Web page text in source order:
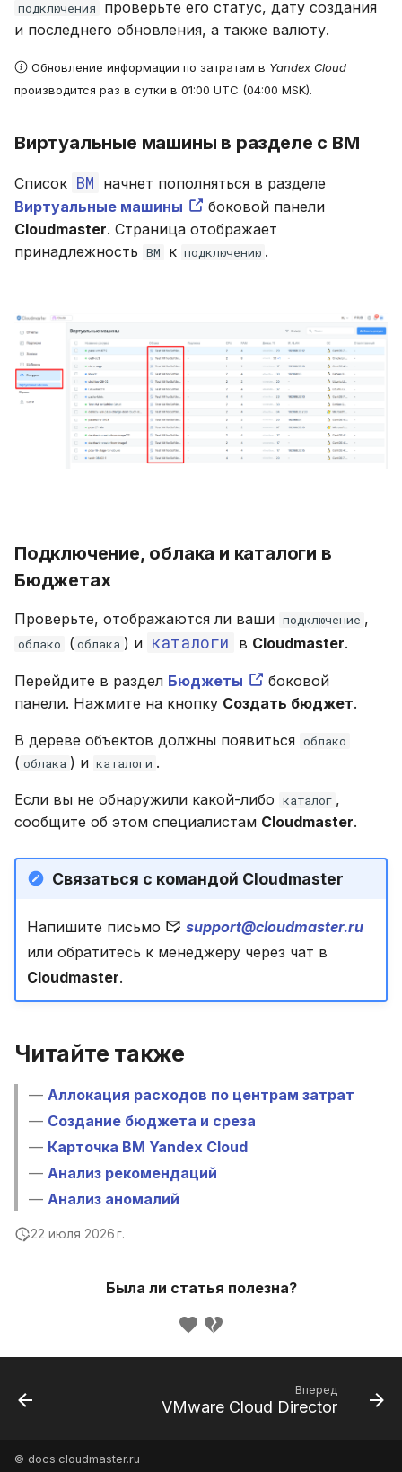
подключения
проверьте его статус, дату создания
и последнего обновления, а также валюту.
Обновление информации по затратам в Yandex Cloud
производится раз в сутки в 01:00 UTC (04:00 MSK).
Виртуальные машины в разделе с ВМ
Список ВМ начнет пополняться в разделе
Виртуальные машины
боковой панели
Cloudmaster. Страница отображает
принадлежность ВМ к подключению .
Подключение, облака и каталоги в
Бюджетах
Проверьте, отображаются ли ваши подключение ,
облако ( облака ) и каталоги в Cloudmaster.
Перейдите в раздел Бюджеты
боковой
панели. Нажмите на кнопку Создать бюджет.
В дереве объектов должны появиться облако
( облака ) и каталоги .
Если вы не обнаружили какой-либо каталог ,
сообщите об этом специалистам Cloudmaster.
Связаться с командой Cloudmaster
Напишите письмо
support@cloudmaster.ru
или обратитесь к менеджеру через чат в
Cloudmaster.
Читайте также
— Аллокация расходов по центрам затрат
— Создание бюджета и среза
— Карточка ВМ Yandex Cloud
— Анализ рекомендаций
— Анализ аномалий
22 июля 2026 г.
Была ли статья полезна?
Вперед
VMware Cloud Director
© docs.cloudmaster.ru